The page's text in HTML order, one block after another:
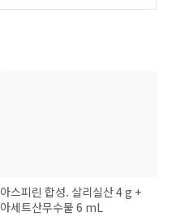
아스피린 합성. 살리실산 4 g +
아세트산무수물 6 mL